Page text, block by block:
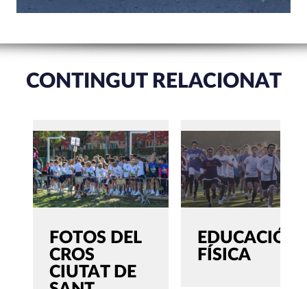
CONTINGUT RELACIONAT
FOTOS DEL
CROS
CIUTAT DE
EDUCACIÓ
FÍSICA